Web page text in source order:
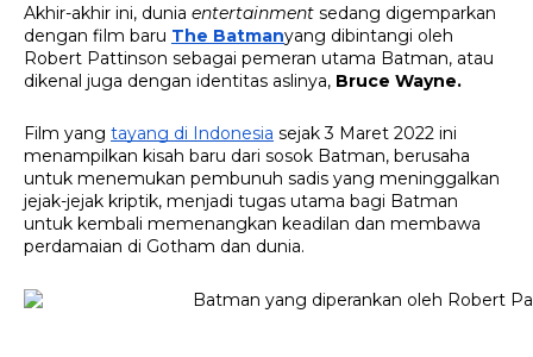
Akhir-akhir ini, dunia entertainment sedang digemparkan
dengan film baru The Batmanyang dibintangi oleh
Robert Pattinson sebagai pemeran utama Batman, atau
dikenal juga dengan identitas aslinya, Bruce Wayne.
Film yang tayang di Indonesia sejak 3 Maret 2022 ini
menampilkan kisah baru dari sosok Batman, berusaha
untuk menemukan pembunuh sadis yang meninggalkan
jejak-jejak kriptik, menjadi tugas utama bagi Batman
untuk kembali memenangkan keadilan dan membawa
perdamaian di Gotham dan dunia.